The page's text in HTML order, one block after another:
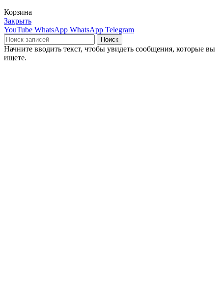
Корзина
Закрыть
YouTube WhatsApp WhatsApp Telegram
Поиск
Начните вводить текст, чтобы увидеть сообщения, которые вы
ищете.